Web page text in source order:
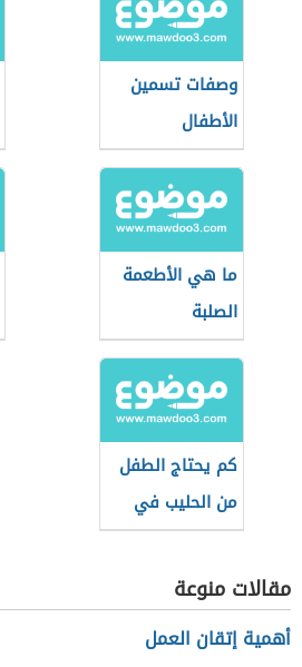
وصفات تسمين
الأطفال
ما هي الأطعمة
الصلبة
كم يحتاج الطفل
من الحليب في
عمر الشهر
مقالات منوعة
أهمية إتقان العمل